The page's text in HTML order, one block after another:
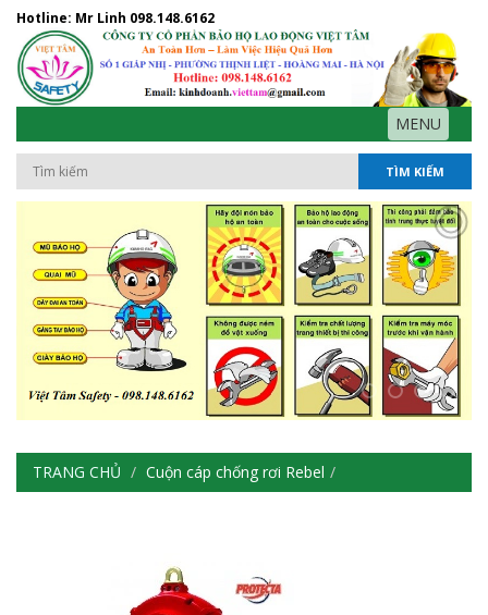
Hotline: Mr Linh 098.148.6162
MENU
TÌM KIẾM
TRANG CHỦ Cuộn cáp chống rơi Rebel